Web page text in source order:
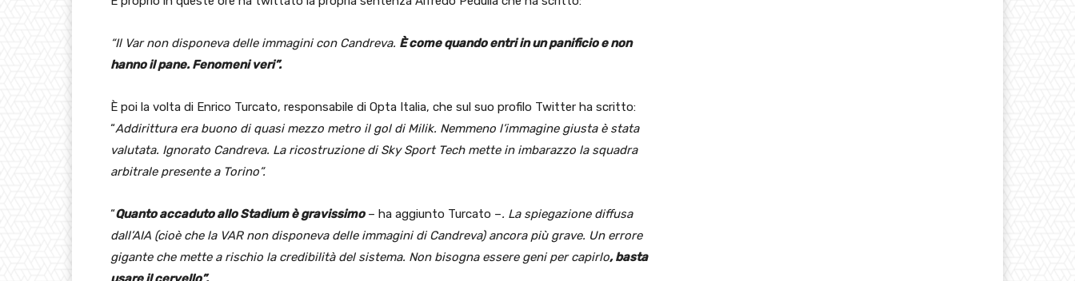
“Il Var non disponeva delle immagini con Candreva. È come quando entri in un panificio e non
hanno il pane. Fenomeni veri”.
È poi la volta di Enrico Turcato, responsabile di Opta Italia, che sul suo profilo Twitter ha scritto:
“Addirittura era buono di quasi mezzo metro il gol di Milik. Nemmeno l’immagine giusta è stata
valutata. Ignorato Candreva. La ricostruzione di Sky Sport Tech mette in imbarazzo la squadra
arbitrale presente a Torino”.
“Quanto accaduto allo Stadium è gravissimo– ha aggiunto Turcato –. La spiegazione diffusa
dall’AIA (cioè che la VAR non disponeva delle immagini di Candreva) ancora più grave. Un errore
gigante che mette a rischio la credibilità del sistema. Non bisogna essere geni per capirlo, basta